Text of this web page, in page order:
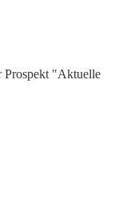
Prospekt "Aktuelle